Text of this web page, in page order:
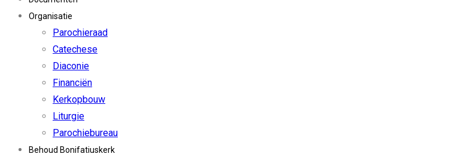
Organisatie
Parochieraad
Catechese
Diaconie
Financiën
Kerkopbouw
Liturgie
Parochiebureau
Behoud Bonifatiuskerk